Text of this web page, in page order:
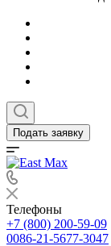
Подать заявку
Телефоны
+7 (800) 200-59-09
0086-21-5677-3047